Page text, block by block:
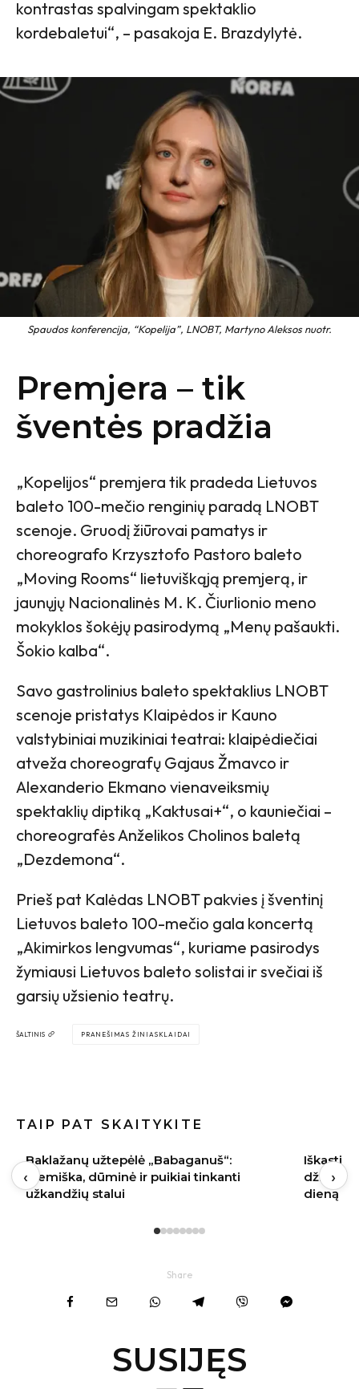
kontrastas spalvingam spektaklio
kordebaletui“, – pasakoja E. Brazdylytė.
Spaudos konferencija, “Kopelija”, LNOBT, Martyno Aleksos nuotr.
Premjera – tik
šventės pradžia
„Kopelijos“ premjera tik pradeda Lietuvos
baleto 100-mečio renginių paradą LNOBT
scenoje. Gruodį žiūrovai pamatys ir
choreografo Krzysztofo Pastoro baleto
„Moving Rooms“ lietuviškąją premjerą, ir
jaunųjų Nacionalinės M. K. Čiurlionio meno
mokyklos šokėjų pasirodymą „Menų pašaukti.
Šokio kalba“.
Savo gastrolinius baleto spektaklius LNOBT
scenoje pristatys Klaipėdos ir Kauno
valstybiniai muzikiniai teatrai: klaipėdiečiai
atveža choreografų Gajaus Žmavco ir
Alexanderio Ekmano vienaveiksmių
spektaklių diptiką „Kaktusai+“, o kauniečiai –
choreografės Anželikos Cholinos baletą
„Dezdemona“.
Prieš pat Kalėdas LNOBT pakvies į šventinį
Lietuvos baleto 100-mečio gala koncertą
„Akimirkos lengvumas“, kuriame pasirodys
žymiausi Lietuvos baleto solistai ir svečiai iš
garsių užsienio teatrų.
ŠALTINIS PRANEŠIMAS ŽINIASKLAIDAI
TAIP PAT SKAITYKITE
Iškasti svogūnai pradėjo pūti: dažniausia
džiovinimo klaida padaroma pirmąją
dieną
‹ ›
Share
SUSIJĘS